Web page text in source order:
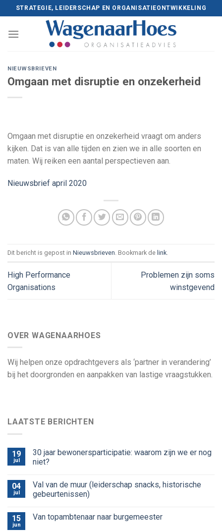
to
content
STRATEGIE, LEIDERSCHAP EN ORGANISATIEONTWIKKELING
NIEUWSBRIEVEN
Omgaan met disruptie en onzekerheid
Omgaan met disruptie en onzekerheid vraagt om anders
kijken. Dat is van alle tijden en zien we in alle soorten en
maten. Wij reiken een aantal perspectieven aan.
Nieuwsbrief april 2020
Dit bericht is gepost in Nieuwsbrieven . Bookmark de link
High Performance
Organisations
Problemen zijn soms
winstgevend
OVER WAGENAARHOES
Wij helpen onze opdrachtgevers als ‘partner in verandering’
bij het doorgronden en aanpakken van lastige vraagstukken.
LAATSTE BERICHTEN
19
jul
30 jaar bewonersparticipatie: waarom zijn we er nog
niet?
04
jul
Val van de muur (leiderschap snacks, historische
gebeurtenissen)
15
jun
Van topambtenaar naar burgemeester